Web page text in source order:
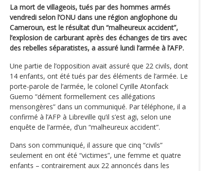
La mort de villageois, tués par des hommes armés
vendredi selon l’ONU dans une région anglophone du
Cameroun, est le résultat d’un “malheureux accident”,
l’explosion de carburant après des échanges de tirs avec
des rebelles séparatistes, a assuré lundi l’armée à l’AFP.
Une partie de l’opposition avait assuré que 22 civils, dont
14 enfants, ont été tués par des éléments de l’armée. Le
porte-parole de l’armée, le colonel Cyrille Atonfack
Guemo “dément formellement ces allégations
mensongères” dans un communiqué. Par téléphone, il a
confirmé à l’AFP à Libreville qu’il s’est agi, selon une
enquête de l’armée, d’un “malheureux accident”.
Dans son communiqué, il assure que cinq “civils”
seulement en ont été “victimes”, une femme et quatre
enfants – contrairement aux 22 annoncés dans les